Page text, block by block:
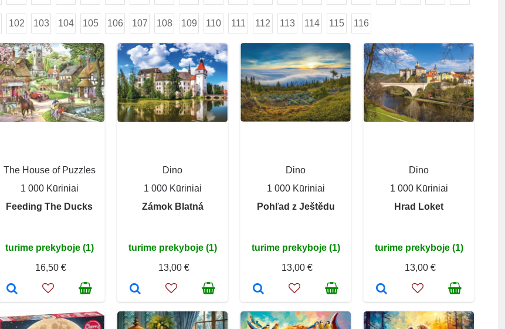
102 103 104 105 106 107 108 109 110 111 112 113 114 115 116
The House of Puzzles
1 000 Kūriniai
Feeding The Ducks
turime prekyboje (1)
16,50 €
Dino
1 000 Kūriniai
Zámok Blatná
turime prekyboje (1)
13,00 €
Dino
1 000 Kūriniai
Pohľad z Ještědu
turime prekyboje (1)
13,00 €
Dino
1 000 Kūriniai
Hrad Loket
turime prekyboje (1)
13,00 €